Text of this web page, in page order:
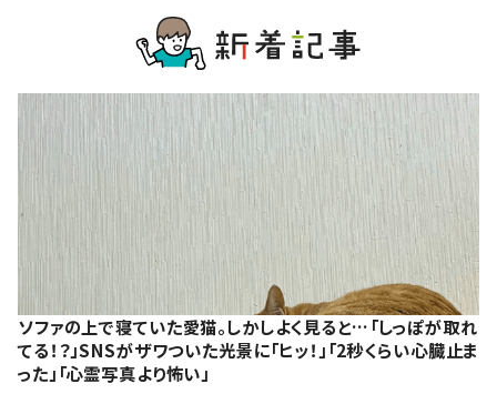
ソファの上で寝ていた愛猫。しかしよく見ると…「しっぽが取れ
てる！？」SNSがザワついた光景に「ヒッ！」「2秒くらい心臓止ま
った」「心霊写真より怖い」